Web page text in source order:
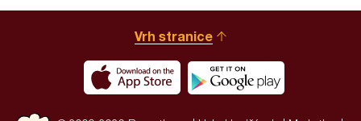
Vrh stranice